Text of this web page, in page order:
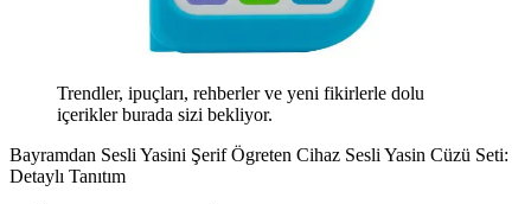
Trendler, ipuçları, rehberler ve yeni fikirlerle dolu
içerikler burada sizi bekliyor.
Bayramdan Sesli Yasini Şerif Ögreten Cihaz Sesli Yasin Cüzü Seti:
Detaylı Tanıtım